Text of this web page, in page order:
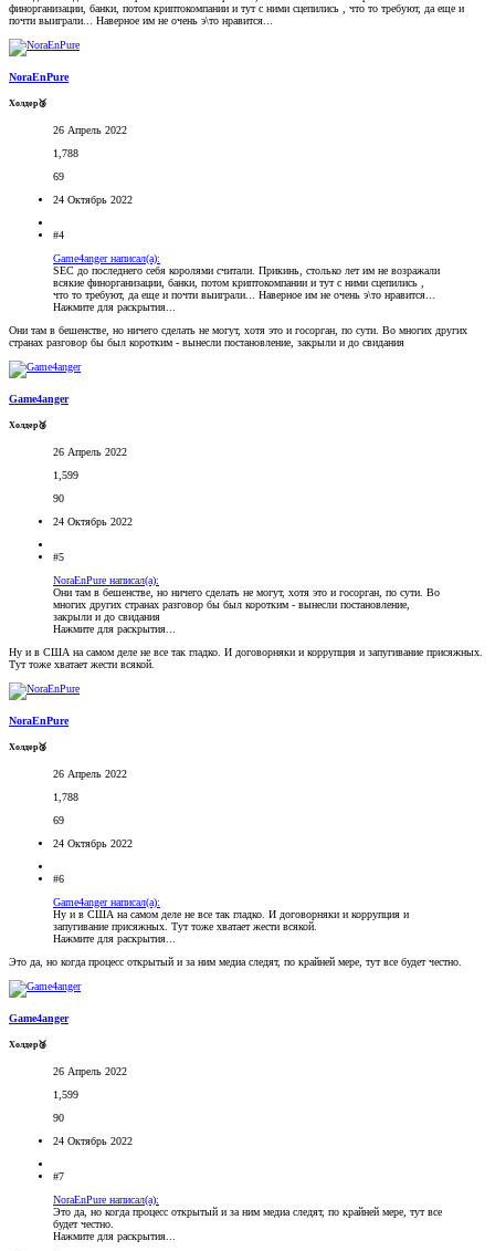
финорганизации, банки, потом криптокомпании и тут с ними сцепились , что то требуют, да еще и
почти выиграли... Наверное им не очень э\то нравится...
NoraEnPure
Холдер🥉
26 Апрель 2022
1,788
69
24 Октябрь 2022
#4
Game4anger написал(а):
SEC до последнего себя королями считали. Прикинь, столько лет им не возражали
всякие финорганизации, банки, потом криптокомпании и тут с ними сцепились ,
что то требуют, да еще и почти выиграли... Наверное им не очень э\то нравится...
Нажмите для раскрытия...
Они там в бешенстве, но ничего сделать не могут, хотя это и госорган, по сути. Во многих других
странах разговор бы был коротким - вынесли постановление, закрыли и до свидания
Game4anger
Холдер🥉
26 Апрель 2022
1,599
90
24 Октябрь 2022
#5
NoraEnPure написал(а):
Они там в бешенстве, но ничего сделать не могут, хотя это и госорган, по сути. Во
многих других странах разговор бы был коротким - вынесли постановление,
закрыли и до свидания
Нажмите для раскрытия...
Ну и в США на самом деле не все так гладко. И договорняки и коррупция и запугивание присяжных.
Тут тоже хватает жести всякой.
NoraEnPure
Холдер🥉
26 Апрель 2022
1,788
69
24 Октябрь 2022
#6
Game4anger написал(а):
Ну и в США на самом деле не все так гладко. И договорняки и коррупция и
запугивание присяжных. Тут тоже хватает жести всякой.
Нажмите для раскрытия...
Это да, но когда процесс открытый и за ним медиа следят, по крайней мере, тут все будет честно.
Game4anger
Холдер🥉
26 Апрель 2022
1,599
90
24 Октябрь 2022
#7
NoraEnPure написал(а):
Это да, но когда процесс открытый и за ним медиа следят, по крайней мере, тут все
будет честно.
Нажмите для раскрытия...